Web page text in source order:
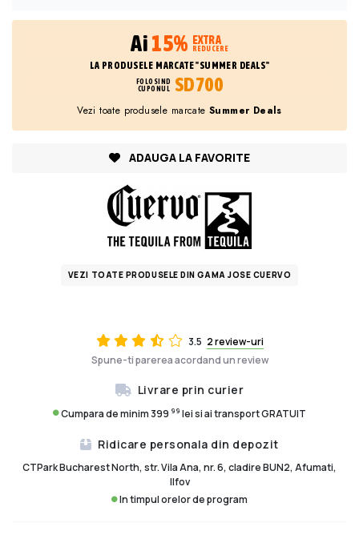
3.5 2 review-uri
Spune-ti parerea acordand un review
Livrare prin curier
Cumpara de minim 399 99 lei si ai transport GRATUIT
Ridicare personala din depozit
CTPark Bucharest North, str. Vila Ana, nr. 6, cladire BUN2, Afumati,
Ilfov
In timpul orelor de program
Ai15% EXTRA
REDUCERE
LA PRODUSELE MARCATE "SUMMER DEALS"
FOLOSIND
CUPONUL
SD700
Vezi toate produsele marcate Summer Deals
ADAUGA LA FAVORITE
VEZI TOATE PRODUSELE DIN GAMA JOSE CUERVO